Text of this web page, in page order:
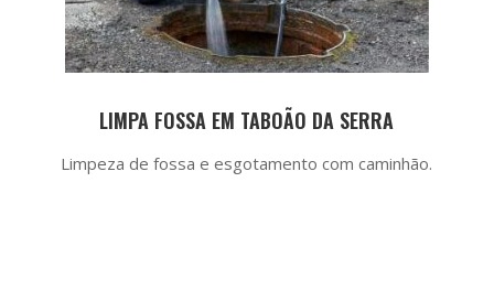
LIMPA FOSSA EM TABOÃO DA SERRA
Limpeza de fossa e esgotamento com caminhão.